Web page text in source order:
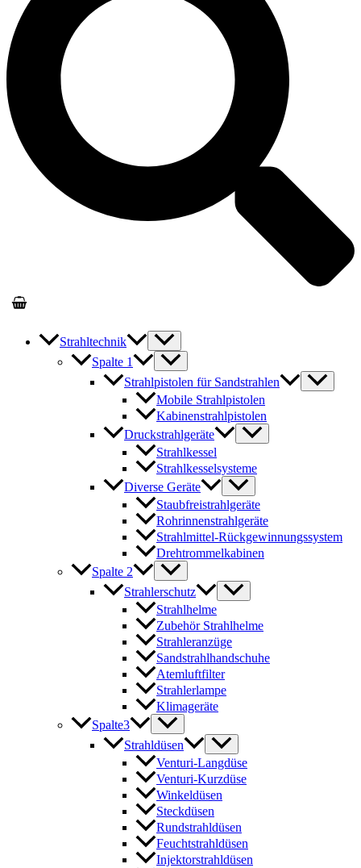
Strahltechnik
Spalte 1
Strahlpistolen für Sandstrahlen
Mobile Strahlpistolen
Kabinenstrahlpistolen
Druckstrahlgeräte
Strahlkessel
Strahlkesselsysteme
Diverse Geräte
Staubfreistrahlgeräte
Rohrinnenstrahlgeräte
Strahlmittel-Rückgewinnungssystem
Drehtrommelkabinen
Spalte 2
Strahlerschutz
Strahlhelme
Zubehör Strahlhelme
Strahleranzüge
Sandstrahlhandschuhe
Atemluftfilter
Strahlerlampe
Klimageräte
Spalte3
Strahldüsen
Venturi-Langdüse
Venturi-Kurzdüse
Winkeldüsen
Steckdüsen
Rundstrahldüsen
Feuchtstrahldüsen
Injektorstrahldüsen